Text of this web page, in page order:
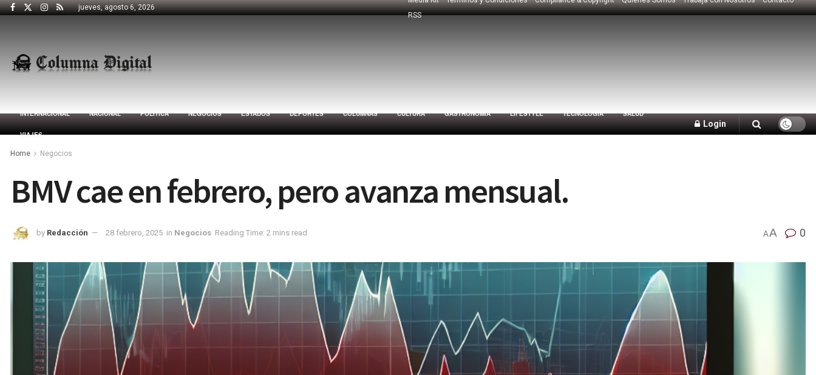
jueves, agosto 6, 2026
RSS
INTERNACIONAL NACIONAL POLÍTICA NEGOCIOS ESTADOS DEPORTES COLUMNAS CULTURA GASTRONOMÍA LIFESTYLE TECNOLOGÍA SALUD
VIAJES
Login
Home Negocios
BMV cae en febrero, pero avanza mensual.
by Redacción 28 febrero, 2025 in Negocios Reading Time: 2 mins read AA 0